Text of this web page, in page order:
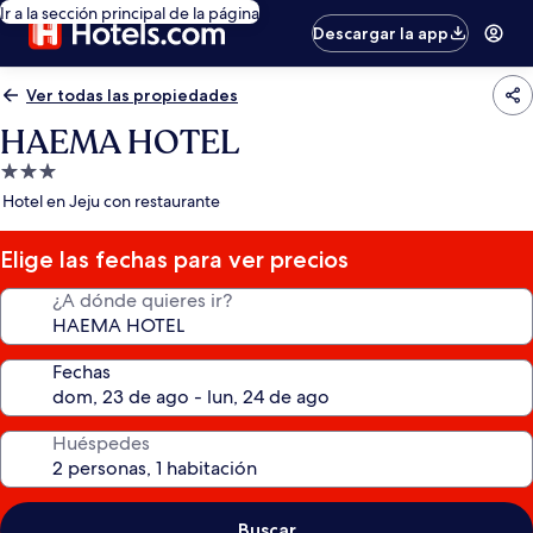
Ir a la sección principal de la página
Descargar la app
Ver todas las propiedades
HAEMA HOTEL
Propiedad
de
estrellas
Hotel en Jeju con restaurante
Elige las fechas para ver precios
¿A dónde quieres ir?
Fechas
Huéspedes